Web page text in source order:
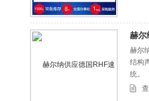
赫尔
赫尔
结构
统。